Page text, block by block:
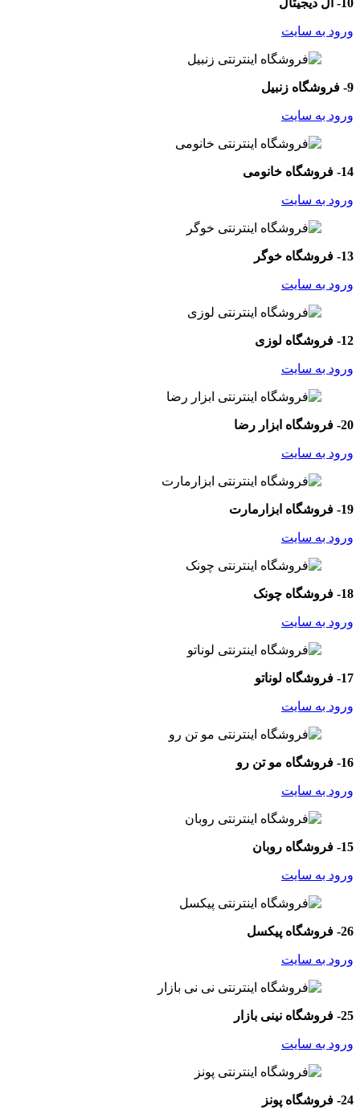
10- آل دیجیتال
ورود به سایت
9- فروشگاه زنبیل
ورود به سایت
14- فروشگاه خانومی
ورود به سایت
13- فروشگاه خوگر
ورود به سایت
12- فروشگاه لوزی
ورود به سایت
20- فروشگاه ابزار رضا
ورود به سایت
19- فروشگاه ابزارمارت
ورود به سایت
18- فروشگاه چونک
ورود به سایت
17- فروشگاه لوناتو
ورود به سایت
16- فروشگاه مو تن رو
ورود به سایت
15- فروشگاه روبان
ورود به سایت
26- فروشگاه پیکسل
ورود به سایت
25- فروشگاه نینی بازار
ورود به سایت
24- فروشگاه پونز